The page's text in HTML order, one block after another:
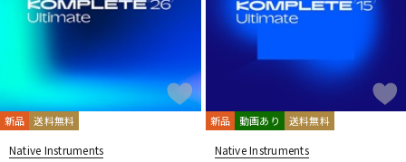
新品 送料無料
Native Instruments
新品 動画あり 送料無料
Native Instruments